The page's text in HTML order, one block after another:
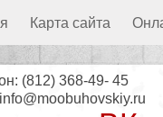
Карта сайта
(812) 368-49- 45
info@moobuhovskiy.ru